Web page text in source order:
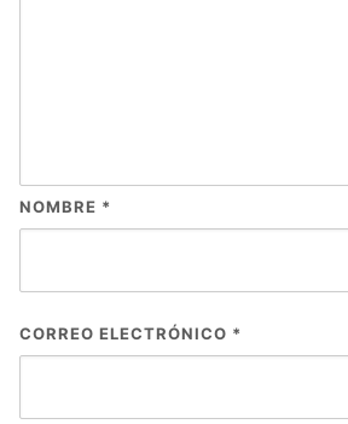
NOMBRE *
CORREO ELECTRÓNICO *